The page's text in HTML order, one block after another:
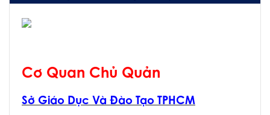
Cơ Quan Chủ Quản
Sở Giáo Dục Và Đào Tạo TPHCM